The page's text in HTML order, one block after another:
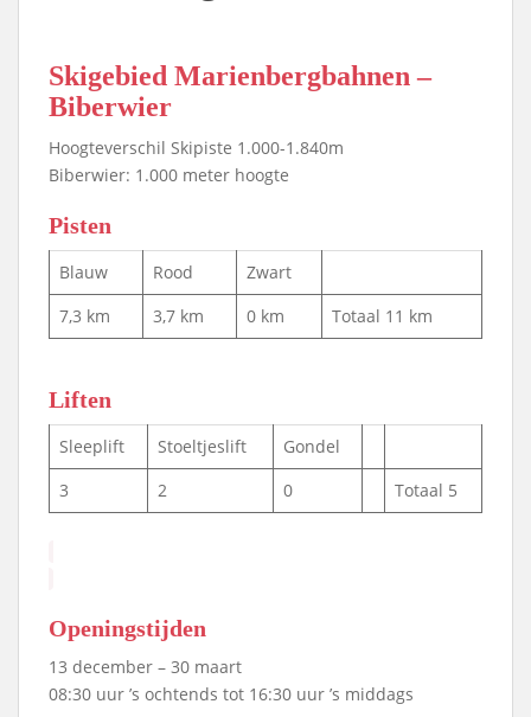
Skigebied Marienbergbahnen –
Biberwier
Hoogteverschil Skipiste 1.000-1.840m
Biberwier: 1.000 meter hoogte
Pisten
Blauw Rood
Zwart
7,3 km
3,7 km 0 km Totaal 11 km
Liften
Sleeplift Stoeltjeslift
Gondel
3
2 0 Totaal 5
Openingstijden
13 december – 30 maart
08:30 uur ’s ochtends tot 16:30 uur ’s middags